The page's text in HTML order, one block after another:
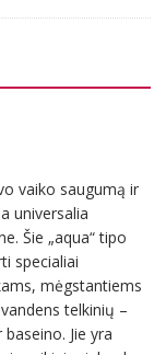
vaiko saugumą ir
universalia
Šie „aqua“ tipo
specialiai
mėgstantiems
telkinių –
Jie yra